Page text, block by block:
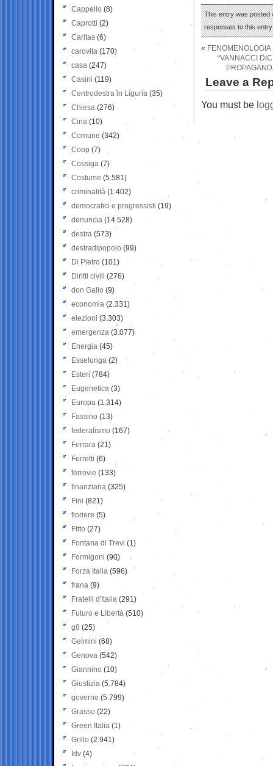
This entry was posted
responses to this
« FENOMENOLOGIA
“VANNACCI
Leave a
You must be
Cappello (8)
Caprotti (2)
Caritas (6)
carovita (170)
casa (247)
Casini (119)
Centrodestra in Liguria (35)
Chiesa (276)
Cina (10)
Comune (342)
Coop (7)
Cossiga (7)
Costume (5.581)
criminalità (1.402)
democratici e progressisti (19)
denuncia (14.528)
destra (573)
destradipopolo (99)
Di Pietro (101)
Diritti civili (276)
don Gallo (9)
economia (2.331)
elezioni (3.303)
emergenza (3.077)
Energia (45)
Esselunga (2)
Esteri (784)
Eugenetica (3)
Europa (1.314)
Fassino (13)
federalismo (167)
Ferrara (21)
Ferretti (6)
ferrovie (133)
finanziaria (325)
Fini (821)
fioriere (5)
Fitto (27)
Fontana di Trevi (1)
Formigoni (90)
Forza Italia (596)
frana (9)
Fratelli d'Italia (291)
Futuro e Libertà (510)
g8 (25)
Gelmini (68)
Genova (542)
Giannino (10)
Giustizia (5.784)
governo (5.799)
Grasso (22)
Green Italia (1)
Grillo (2.941)
Idv (4)